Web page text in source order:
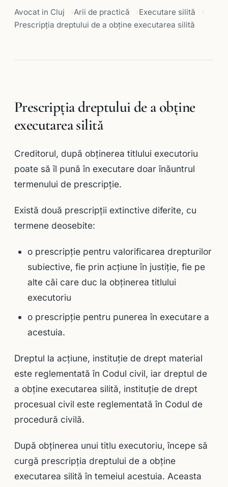
Avocat in Cluj Arii de practică
Executare silită
Prescripţia dreptului de a obţine executarea silită
Prescripţia dreptului de a obţine
executarea silită
Creditorul, după obţinerea titlului executoriu
poate să îl pună în executare doar înăuntrul
termenului de prescripție.
Există două prescripţii extinctive diferite, cu
termene deosebite:
o prescripţie pentru valorificarea drepturilor
subiective, fie prin acţiune în justiţie, fie pe
alte căi care duc la obţinerea titlului
executoriu
o prescripţie pentru punerea în executare a
acestuia.
Dreptul la acţiune, instituţie de drept material
este reglementată în Codul civil, iar dreptul de
a obţine executarea silită, instituţie de drept
procesual civil este reglementată în Codul de
procedură civilă.
După obținerea unui titlu executoriu, începe să
curgă prescripţia dreptului de a obţine
executarea silită în temeiul acestuia. Aceasta